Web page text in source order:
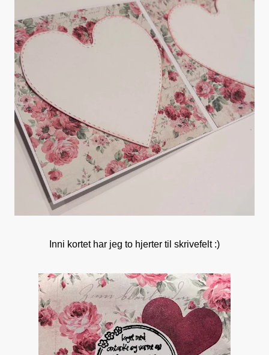
Inni kortet har jeg to hjerter til skrivefelt :)